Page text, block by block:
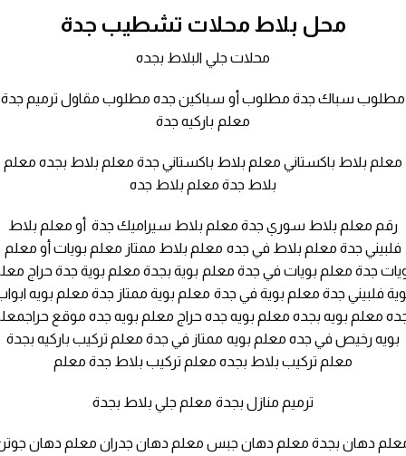
محل بلاط محلات تشطيب جدة
محلات جلي البلاط بجده
مطلوب سباك جدة مطلوب أو سباكين جده مطلوب مقاول ترميم جدة
معلم باركيه جدة
معلم بلاط باكستاني معلم بلاط باكستاني جدة معلم بلاط بجده معلم
بلاط جدة معلم بلاط جده
رقم معلم بلاط سوري جدة معلم بلاط سيراميك جدة أو معلم بلاط
فلبيني جدة معلم بلاط في جده معلم بلاط ممتاز معلم بويات أو معلم
جدة معلم بويات في جدة معلم بوية بجدة معلم بوية جدة حراج
فلبيني جدة معلم بوية في جدة معلم بوية ممتاز جدة معلم بويه
معلم بويه بجده معلم بويه جده حراج معلم بويه جده موقع
بويه رخيص في جده معلم بويه ممتاز في جدة معلم تركيب باركيه بجدة
معلم تركيب بلاط بجده معلم تركيب بلاط جدة معلم
ترميم منازل بجدة معلم جلي بلاط بجدة
دهان بجدة معلم دهان جبس معلم دهان جدران معلم دهان